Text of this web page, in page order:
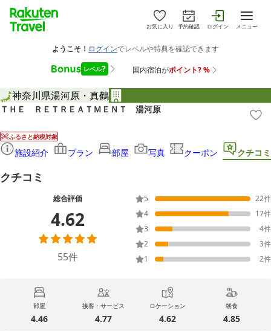
お気に入り 予約確認 ログイン メニュー
神奈川県湯河原・真鶴
ＴＨＥ ＲＥＴＲＥＡＴＭＥＮＴ 湯河原
ふるさと納税対象
施設紹介 プラン 部屋 写真 クーポン クチコミ
クチコミ
総合評価
4.62
55件
5 22件
4
17件
3
4件
2
3件
1
2件
部屋
4.46
接客・サービス
4.77
ロケーション
4.62
朝食
4.85